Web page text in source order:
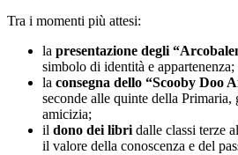
Tra i momenti più attesi:
la presentazione degli
simbolo di identità e appartenenza;
la consegna dello “Scooby Doo
seconde alle quinte della Primaria,
amicizia;
il dono dei libri dalle classi terze
il valore della conoscenza e del